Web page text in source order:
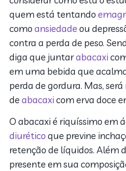
quem está tentando
comoansiedade ou
contra a perda de peso.
diga que juntarabacaxi
em uma bebida que
perda de gordura. Mas,
deabacaxicom erva doce
O abacaxi é riquíssimo em
diurético que previne
retenção de líquidos. Além
presente em sua